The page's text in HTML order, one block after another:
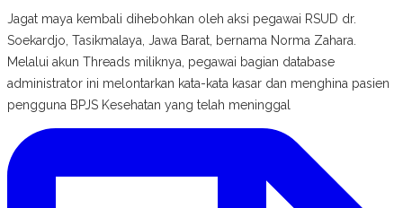
Jagat maya kembali dihebohkan oleh aksi pegawai RSUD dr.
Soekardjo, Tasikmalaya, Jawa Barat, bernama Norma Zahara.
Melalui akun Threads miliknya, pegawai bagian database
administrator ini melontarkan kata-kata kasar dan menghina pasien
pengguna BPJS Kesehatan yang telah meninggal